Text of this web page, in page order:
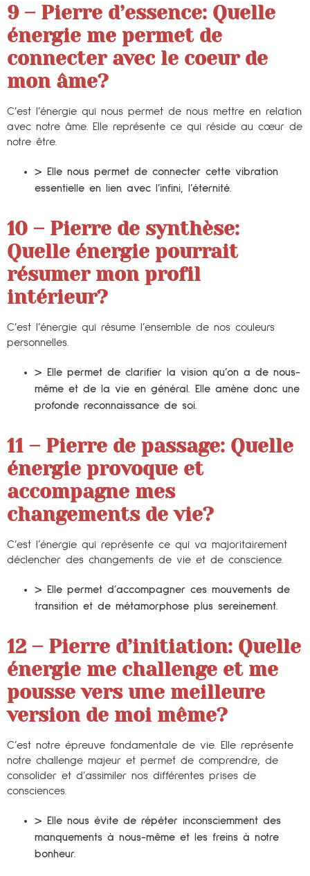
9 – Pierre d’essence: Quelle
énergie me permet de
connecter avec le coeur de
mon âme?
C’est l’énergie qui nous permet de nous mettre en relation
avec notre âme. Elle représente ce qui réside au cœur de
notre être.
> Elle nous permet de connecter cette vibration
essentielle en lien avec l’infini, l’éternité.
10 – Pierre de synthèse:
Quelle énergie pourrait
résumer mon profil
intérieur?
C’est l’énergie qui résume l’ensemble de nos couleurs
personnelles.
> Elle permet de clarifier la vision qu’on a de nous-
même et de la vie en général. Elle amène donc une
profonde reconnaissance de soi.
11 – Pierre de passage: Quelle
énergie provoque et
accompagne mes
changements de vie?
C’est l’énergie qui représente ce qui va majoritairement
déclencher des changements de vie et de conscience.
> Elle permet d’accompagner ces mouvements de
transition et de métamorphose plus sereinement.
12 – Pierre d’initiation: Quelle
énergie me challenge et me
pousse vers une meilleure
version de moi même?
C’est notre épreuve fondamentale de vie. Elle représente
notre challenge majeur et permet de comprendre, de
consolider et d’assimiler nos différentes prises de
consciences.
> Elle nous évite de répéter inconsciemment des
manquements à nous-même et les freins à notre
bonheur.